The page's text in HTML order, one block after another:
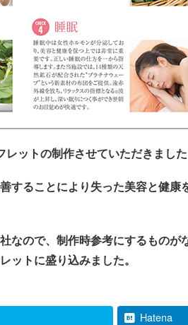
ットの制作させていただきました
することにより失った美容と健
なので、制作時参考にするもの
ットに盛り込みました。
Hatena